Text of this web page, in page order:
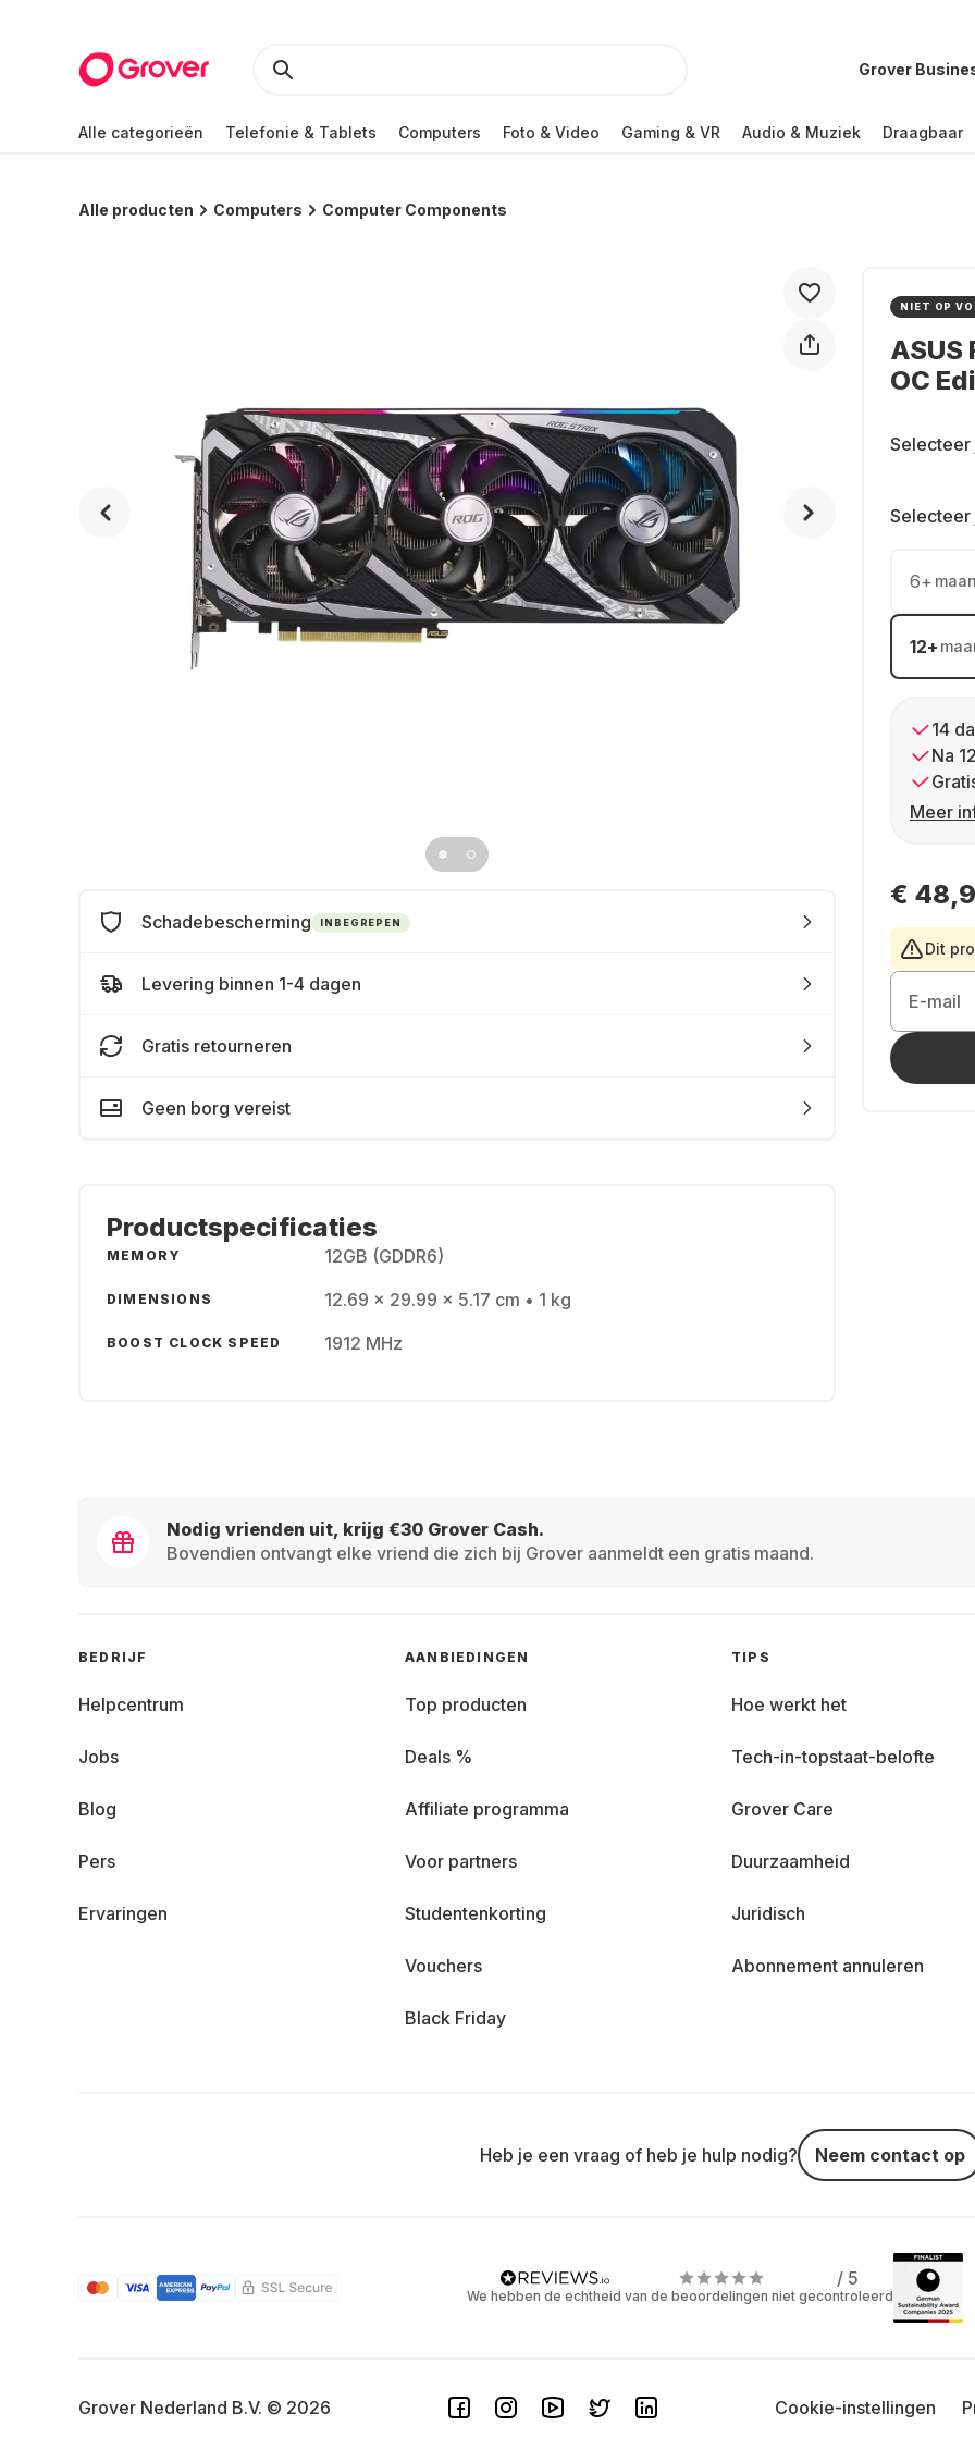
Grover
Alle categorieën Telefonie & Tablets Computers Foto & Video Gaming & VR Audio & Muziek Draagbaar
Alle producten Computers Computer Components
NIET OP
ASUS
OC
Selecteer
Selecteer
6+
12+
14
Na
Meer
€
Dit
E-mail
Schadebescherming INBEGREPEN
Levering binnen 1-4 dagen
Gratis retourneren
Geen borg vereist
Productspecificaties
MEMORY 12GB (GDDR6)
DIMENSIONS 12.69 x 29.99 x 5.17 cm • 1 kg
BOOST CLOCK SPEED 1912 MHz
Nodig vrienden uit, krijg €30 Grover Cash.
Bovendien ontvangt elke vriend die zich bij Grover aanmeldt een gratis maand.
BEDRIJF
Helpcentrum
Jobs
Blog
Pers
Ervaringen
AANBIEDINGEN
Top producten
Deals %
Affiliate programma
Voor partners
Studentenkorting
Vouchers
Black Friday
TIPS
Hoe werkt het
Tech-in-topstaat-belofte
Grover Care
Duurzaamheid
Juridisch
Abonnement annuleren
Heb je een vraag of heb je hulp nodig? Neem contact op
/ 5
We hebben de echtheid van de beoordelingen niet gecontroleerd
Grover Nederland B.V. © 2026 Cookie-instellingen